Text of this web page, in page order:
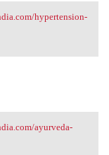
hypertension-
ayurveda-